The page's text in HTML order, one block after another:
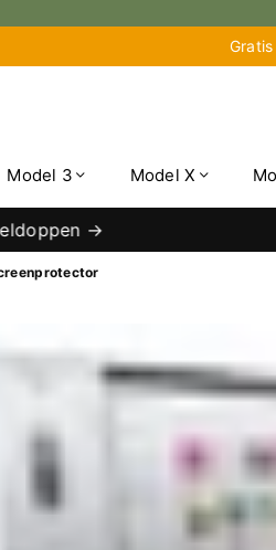
Model 3 Model X
Tijdelijk tot wel 40%